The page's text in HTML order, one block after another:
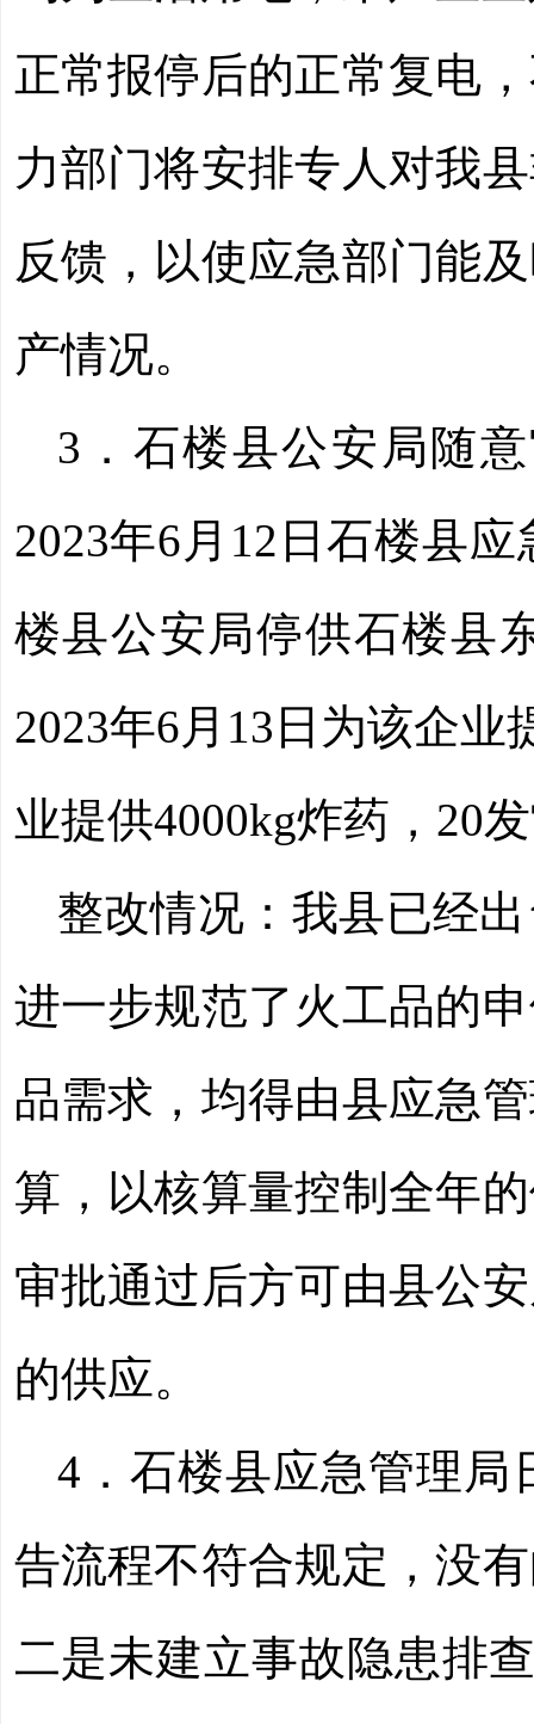
正常报停后的正常复电
力部门将安排专人对我
反馈，以使应急部门能
产情况。
3 ． 石楼县公安局随
2023年6月12日石楼县
楼县公安局停供石楼县
2023年6月13日为该企业
业提供4000kg炸药，20
整改情况： 我县已经
进一步规范了火工品的
品需求，均得由县应急
算，以核算量控制全年
审批通过后方可由县公
的供应。
4． 石楼县应急管理局
告流程不符合规定，没
二是未建立事故隐患排